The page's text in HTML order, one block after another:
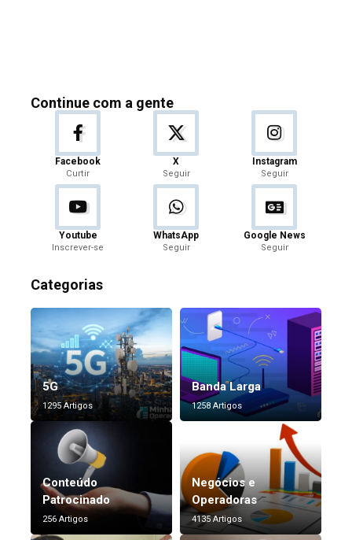
Continue com a gente
Facebook
Curtir
X
Seguir
Instagram
Seguir
Youtube
Inscrever-se
WhatsApp
Seguir
Google News
Seguir
Categorias
5G
1295 Artigos
Banda Larga
1258 Artigos
Conteúdo
Patrocinado
256 Artigos
Negócios e
Operadoras
4135 Artigos